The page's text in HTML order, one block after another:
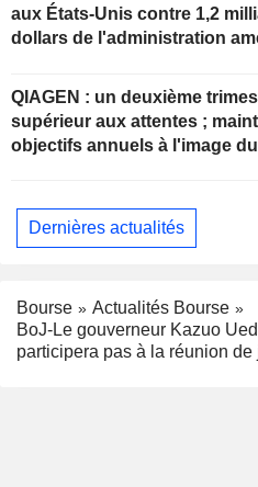
aux États-Unis contre 1,2
dollars de l'administration
QIAGEN : un deuxième trimestre
supérieur aux attentes ;
objectifs annuels à l'image
Dernières actualités
Bourse
Actualités Bourse
BoJ-Le gouverneur Kazuo
participera pas à la réunion de